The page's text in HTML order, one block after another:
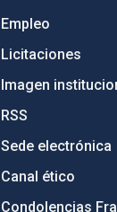
Empleo
Licitaciones
Imagen
RSS
Sede electrónica
Canal ético
Condolencias